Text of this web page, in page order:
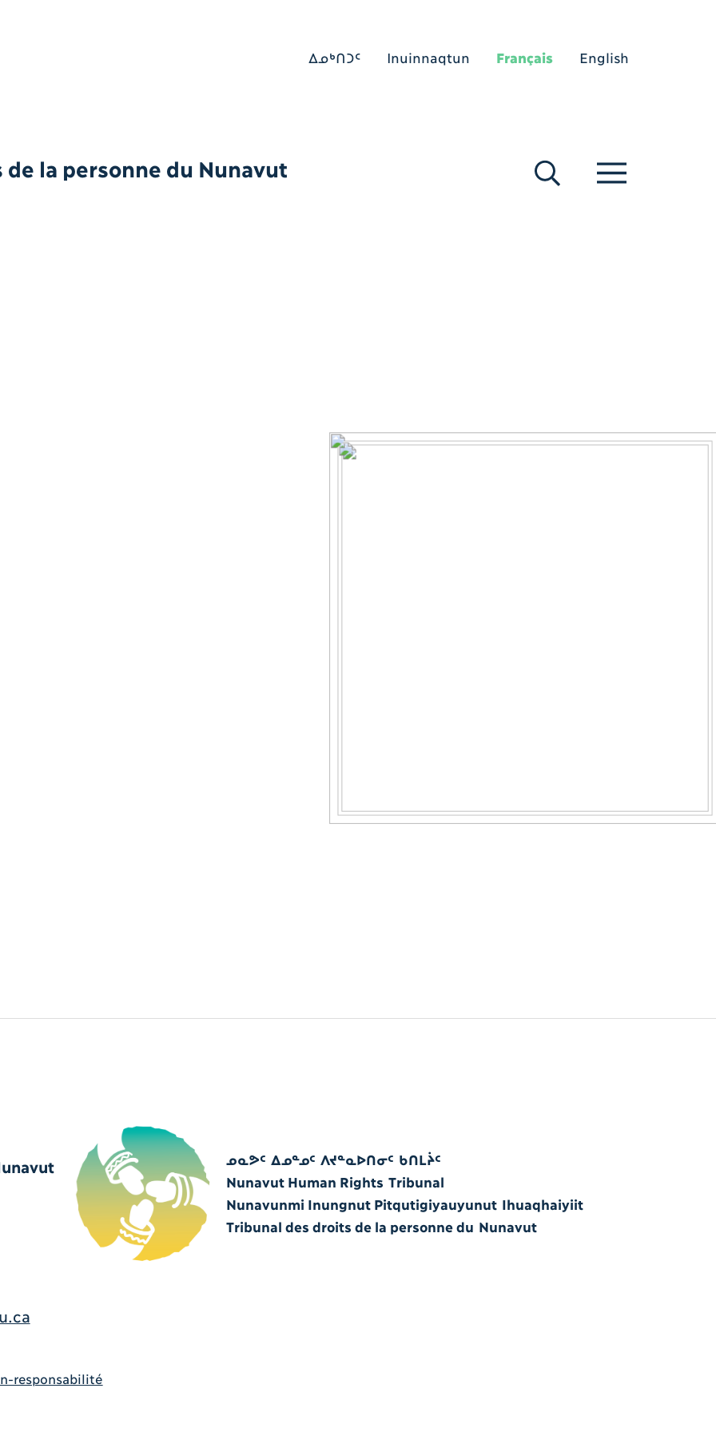
la personne du Nunavut
ᐃᓄᒃᑎᑐᑦ Inuinnaqtun Français English
responsabilité
ᓄᓇᕗᑦ ᐃᓄᓐᓄᑦ ᐱᔪᓐᓇᐅᑎᓂᑦ ᑲᑎᒪᔩᑦ
Nunavut Human Rights Tribunal
Nunavunmi Inungnut Pitqutigiyauyunut Ihuaqhaiyiit
Tribunal des droits de la personne du Nunavut